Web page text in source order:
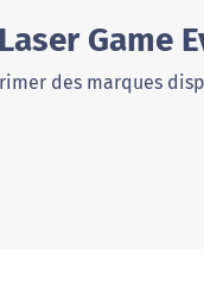
Game
des marques